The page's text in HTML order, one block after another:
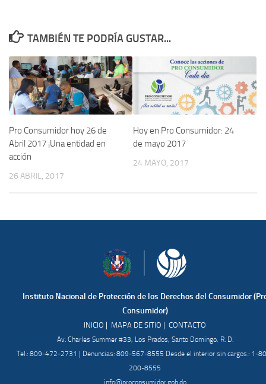
TAMBIÉN TE PODRÍA GUSTAR...
Pro Consumidor hoy 26 de
Abril 2017 ¡Una entidad en
acción
26 ABRIL, 2017
Hoy en Pro Consumidor: 24
de mayo 2017
24 MAYO, 2017
Instituto Nacional de Protección de los Derechos del Consumidor
Consumidor)
INICIO | MAPA DE SITIO | CONTACTO
Av. Charles Summer #33, Los Prados, Santo Domingo, R. D.
Tel.: 809-472-2731 | Denuncias: 809-567-8555 Desde el interior sin cargos.: 1-
200-8555
info@proconsumidor.gob.do